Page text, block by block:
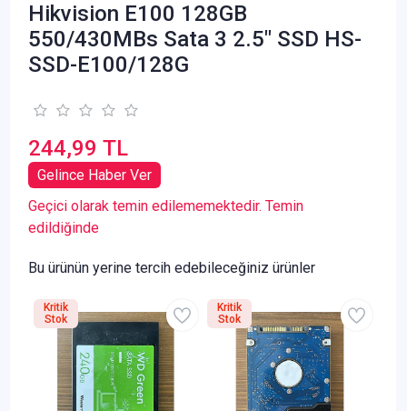
Hikvision E100 128GB
550/430MBs Sata 3 2.5" SSD HS-
SSD-E100/128G
244,99 TL
Gelince Haber Ver
Geçici olarak temin edilememektedir. Temin
edildiğinde
Bu ürünün yerine tercih edebileceğiniz ürünler
Kritik
Stok
Kritik
Stok